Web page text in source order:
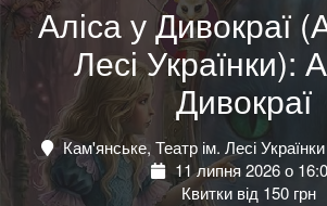
Аліса у Дивокраї
Лесі Українки):
Дивокраї
Кам'янське, Театр ім. Лесі
11 липня 2026 о
Квитки від 150 грн